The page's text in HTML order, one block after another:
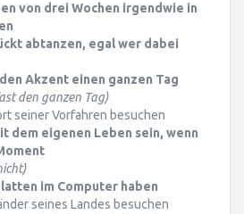
von drei Wochen irgendwie in
abtanzen, egal wer dabei
Akzent einen ganzen Tag
den ganzen Tag)
seiner Vorfahren besuchen
dem eigenen Leben sein, wenn
im Computer haben
seines Landes besuchen